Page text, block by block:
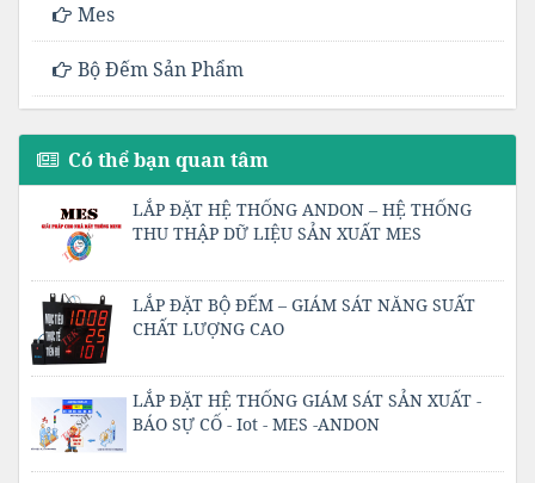
Mes
Bộ Đếm Sản Phẩm
Có thể bạn quan tâm
LẮP ĐẶT HỆ THỐNG ANDON – HỆ THỐNG
THU THẬP DỮ LIỆU SẢN XUẤT MES
LẮP ĐẶT BỘ ĐẾM – GIÁM SÁT NĂNG SUẤT
CHẤT LƯỢNG CAO
LẮP ĐẶT HỆ THỐNG GIÁM SÁT SẢN XUẤT -
BÁO SỰ CỐ - Iot - MES -ANDON